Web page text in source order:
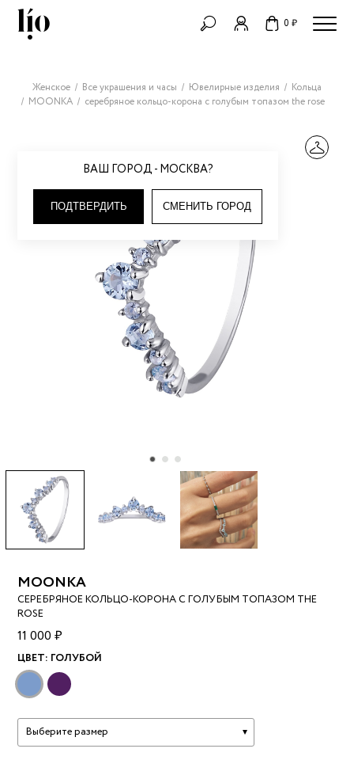
0 ₽
ВАШ ГОРОД - МОСКВА?
ПОДТВЕРДИТЬ СМЕНИТЬ ГОРОД
Женское Все украшения и часы Ювелирные изделия
Кольца
MOONKA
серебряное кольцо-корона с голубым топазом the rose
MOONKA
СЕРЕБРЯНОЕ КОЛЬЦО-КОРОНА С ГОЛУБЫМ ТОПАЗОМ THE
ROSE
11 000 ₽
ЦВЕТ: ГОЛУБОЙ
Выберите размер